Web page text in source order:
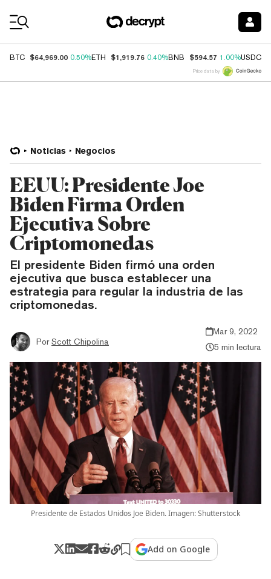
BTC $64,969.00 0.50%ETH $1,919.76 0.40%BNB $594.57 1.00%USDC
Price data by
Noticias Negocios
EEUU: Presidente Joe
Biden Firma Orden
Ejecutiva Sobre
Criptomonedas
El presidente Biden firmó una orden
ejecutiva que busca establecer una
estrategia para regular la industria de las
criptomonedas.
Por Scott Chipolina
Mar 9, 2022
5 min lectura
Presidente de Estados Unidos Joe Biden. Imagen: Shutterstock
Add on Google